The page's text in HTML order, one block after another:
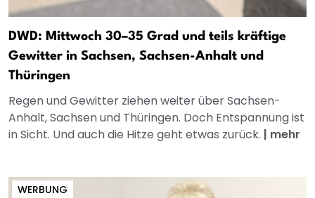
DWD: Mittwoch 30–35 Grad und teils kräftige
Gewitter in Sachsen, Sachsen-Anhalt und
Thüringen
Regen und Gewitter ziehen weiter über Sachsen-
Anhalt, Sachsen und Thüringen. Doch Entspannung ist
in Sicht. Und auch die Hitze geht etwas zurück. | mehr
WERBUNG